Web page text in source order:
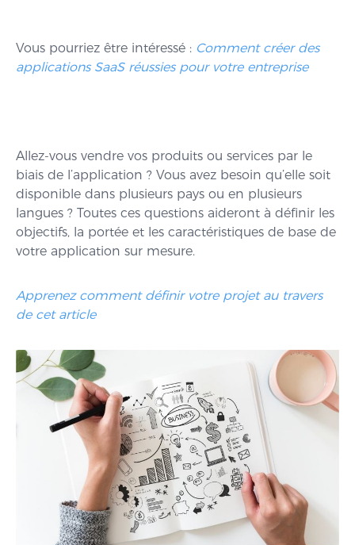
Vous pourriez être intéressé : Comment créer des
applications SaaS réussies pour votre entreprise
Allez-vous vendre vos produits ou services par le
biais de l’application ? Vous avez besoin qu’elle soit
disponible dans plusieurs pays ou en plusieurs
langues ? Toutes ces questions aideront à définir les
objectifs, la portée et les caractéristiques de base de
votre application sur mesure.
Apprenez comment définir votre projet au travers
de cet article